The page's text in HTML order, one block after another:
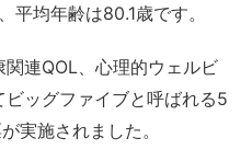
平均年齢は80.1歳です。
連QOL、心理的ウェルビ
ッグファイブと呼ばれる5
実施されました。